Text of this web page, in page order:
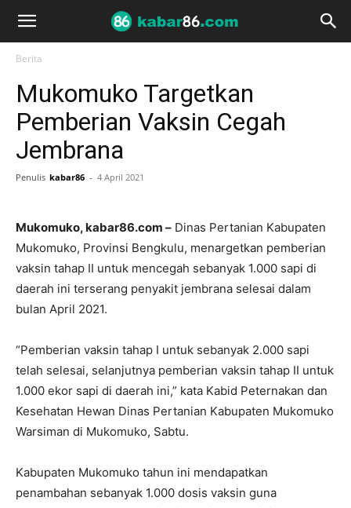
Berita
Mukomuko Targetkan
Pemberian Vaksin Cegah
Jembrana
Penulis kabar86 - 4 April 2021
Mukomuko, kabar86.com – Dinas Pertanian Kabupaten
Mukomuko, Provinsi Bengkulu, menargetkan pemberian
vaksin tahap II untuk mencegah sebanyak 1.000 sapi di
daerah ini terserang penyakit jembrana selesai dalam
bulan April 2021.
“Pemberian vaksin tahap I untuk sebanyak 2.000 sapi
telah selesai, selanjutnya pemberian vaksin tahap II untuk
1.000 ekor sapi di daerah ini,” kata Kabid Peternakan dan
Kesehatan Hewan Dinas Pertanian Kabupaten Mukomuko
Warsiman di Mukomuko, Sabtu.
Kabupaten Mukomuko tahun ini mendapatkan
penambahan sebanyak 1.000 dosis vaksin guna